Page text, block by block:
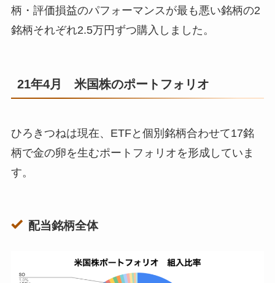
柄・評価損益のパフォーマンスが最も悪い銘柄の2
銘柄それぞれ2.5万円ずつ購入しました。
21年4月 米国株のポートフォリオ
ひろきつねは現在、ETFと個別銘柄合わせて17銘
柄で金の卵を生むポートフォリオを形成していま
す。
配当銘柄全体